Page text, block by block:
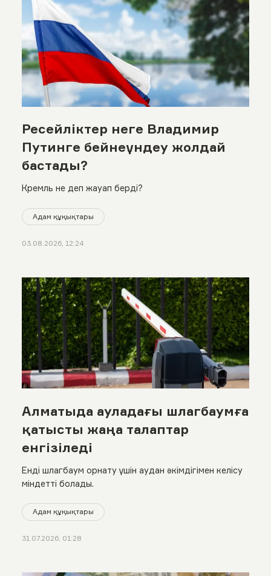
Ресейліктер неге Владимир
Путинге бейнеүндеу жолдай
бастады?
Кремль не деп жауап берді?
Адам құқықтары
03.08.2026, 12:24
Алматыда ауладағы шлагбаумға
қатысты жаңа талаптар
енгізіледі
Енді шлагбаум орнату үшін аудан әкімдігімен келісу
міндетті болады.
Адам құқықтары
31.07.2026, 01:28